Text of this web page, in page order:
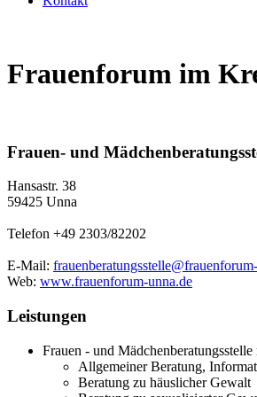
Frauenforum im
Frauen- und
Hansastr. 38
59425 Unna
Telefon +49 2303/82202
E-Mail:
Web: www.frauenforum-unna.de
Leistungen
Frauen - und Mädchenberatungsstelle
Allgemeiner Beratung,
Beratung zu häuslicher Gewalt